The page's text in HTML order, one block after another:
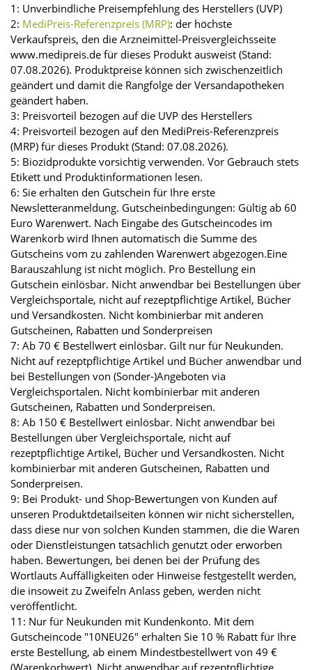
1: Unverbindliche Preisempfehlung des Herstellers (UVP)
2: MediPreis-Referenzpreis (MRP): der höchste
Verkaufspreis, den die Arzneimittel-Preisvergleichsseite
www.medipreis.de für dieses Produkt ausweist (Stand:
07.08.2026). Produktpreise können sich zwischenzeitlich
geändert und damit die Rangfolge der Versandapotheken
geändert haben.
3: Preisvorteil bezogen auf die UVP des Herstellers
4: Preisvorteil bezogen auf den MediPreis-Referenzpreis
(MRP) für dieses Produkt (Stand: 07.08.2026).
5: Biozidprodukte vorsichtig verwenden. Vor Gebrauch stets
Etikett und Produktinformationen lesen.
6: Sie erhalten den Gutschein für Ihre erste
Newsletteranmeldung. Gutscheinbedingungen: Gültig ab 60
Euro Warenwert. Nach Eingabe des Gutscheincodes im
Warenkorb wird Ihnen automatisch die Summe des
Gutscheins vom zu zahlenden Warenwert abgezogen.Eine
Barauszahlung ist nicht möglich. Pro Bestellung ein
Gutschein einlösbar. Nicht anwendbar bei Bestellungen über
Vergleichsportale, nicht auf rezeptpflichtige Artikel, Bücher
und Versandkosten. Nicht kombinierbar mit anderen
Gutscheinen, Rabatten und Sonderpreisen
7: Ab 70 € Bestellwert einlösbar. Gilt nur für Neukunden.
Nicht auf rezeptpflichtige Artikel und Bücher anwendbar und
bei Bestellungen von (Sonder-)Angeboten via
Vergleichsportalen. Nicht kombinierbar mit anderen
Gutscheinen, Rabatten und Sonderpreisen.
8: Ab 150 € Bestellwert einlösbar. Nicht anwendbar bei
Bestellungen über Vergleichsportale, nicht auf
rezeptpflichtige Artikel, Bücher und Versandkosten. Nicht
kombinierbar mit anderen Gutscheinen, Rabatten und
Sonderpreisen.
9: Bei Produkt- und Shop-Bewertungen von Kunden auf
unseren Produktdetailseiten können wir nicht sicherstellen,
dass diese nur von solchen Kunden stammen, die die Waren
oder Dienstleistungen tatsächlich genutzt oder erworben
haben. Bewertungen, bei denen bei der Prüfung des
Wortlauts Auffälligkeiten oder Hinweise festgestellt werden,
die insoweit zu Zweifeln Anlass geben, werden nicht
veröffentlicht.
11: Nur für Neukunden mit Kundenkonto. Mit dem
Gutscheincode "10NEU26" erhalten Sie 10 % Rabatt für Ihre
erste Bestellung, ab einem Mindestbestellwert von 49 €
(Warenkorbwert). Nicht anwendbar auf rezeptpflichtige